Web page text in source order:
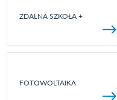
ZDALNA SZKOŁA +
FOTOWOLTAIKA